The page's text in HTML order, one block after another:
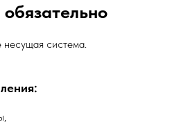
система.